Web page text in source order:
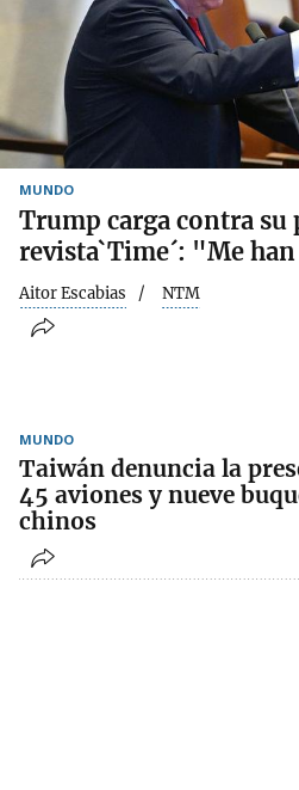
MUNDO
Trump carga contra su
revista`Time´: "Me
Aitor Escabias NTM
MUNDO
Taiwán denuncia la
45 aviones y nueve
chinos